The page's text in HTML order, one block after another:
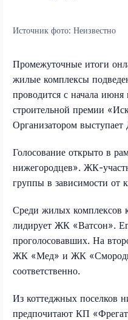
Источник фото: Неизвестно
Промежуточные итоги
жилые комплексы
проводится с начала
строительной премии
Организатором
Голосование открыто в
нижегородцев». ЖК-
группы в зависимости от
Среди жилых комплексов
лидирует ЖК «Ватсон».
проголосовавших. На
ЖК «Мед» и ЖК
соответственно.
Из коттеджных поселков
предпочитают КП